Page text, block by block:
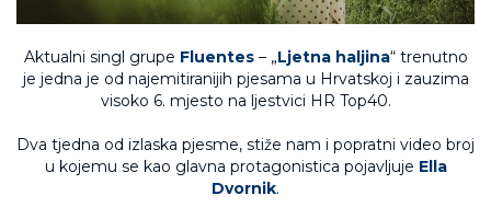
Aktualni singl grupe Fluentes– „Ljetna haljina“ trenutno
je jedna je od najemitiranijih pjesama u Hrvatskoj i zauzima
visoko 6. mjesto na ljestvici HR Top40.
Dva tjedna od izlaska pjesme, stiže nam i popratni video broj
u kojemu se kao glavna protagonistica pojavljuje Ella
Dvornik.